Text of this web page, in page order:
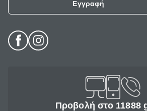
Εγγραφή
Προβολή στο 11888